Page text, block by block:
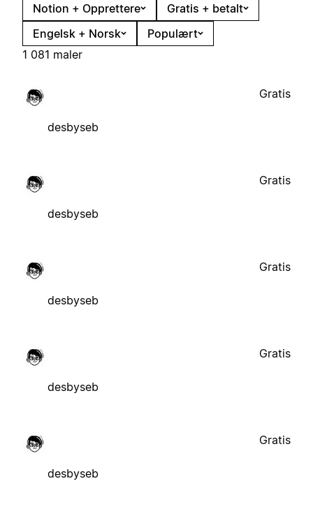
Notion + Opprettere
Gratis + betalt
Engelsk + Norsk
Populært
1 081 maler
desbyseb
Gratis
desbyseb
Gratis
desbyseb
Gratis
desbyseb
Gratis
desbyseb
Gratis